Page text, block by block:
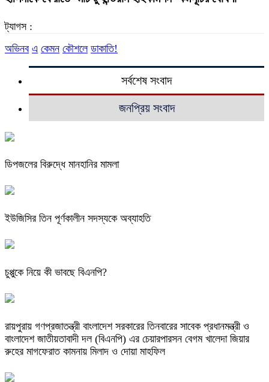
ট্যাগস :
অভিনব এ কেমন কৌশলে ডাকাতি!
সর্বশেষ সংবাদ
জনপ্রিয় সংবাদ
ডিপজলের বিরুদ্ধে মানহানির মামলা
ইউজিসির তিন পূর্ণকালীন সদস্যকে অব্যাহতি
চুপ্পুকে নিয়ে কী ভাবছে বিএনপি?
রায়পুরায় গণপ্রজাতন্ত্রী বাংলাদেশ সরকারের তিনবারের সাবেক প্রধানমন্ত্রী ও
বাংলাদেশ জাতীয়তাবাদী দল (বিএনপি) এর চেয়ারপারসন বেগম খালেদা জিয়ার
রুহের মাগফেরাত কামনায় মিলাদ ও দোয়া মাহফিল